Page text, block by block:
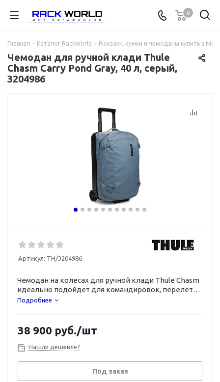
0
Главная - Каталог RackWorld - Рюкзаки, сумки и чемоданы купить в
Чемодан для ручной клади Thule
Chasm Carry Pond Gray, 40 л, серый,
3204986
Артикул: TH/3204986
Чемодан на колесах для ручной клади Thule Chasm
идеально подойдет для командировок, перелетов
и коротких поездок.
Подробнее
38 900 руб./шт
Нашли дешевле?
Под заказ